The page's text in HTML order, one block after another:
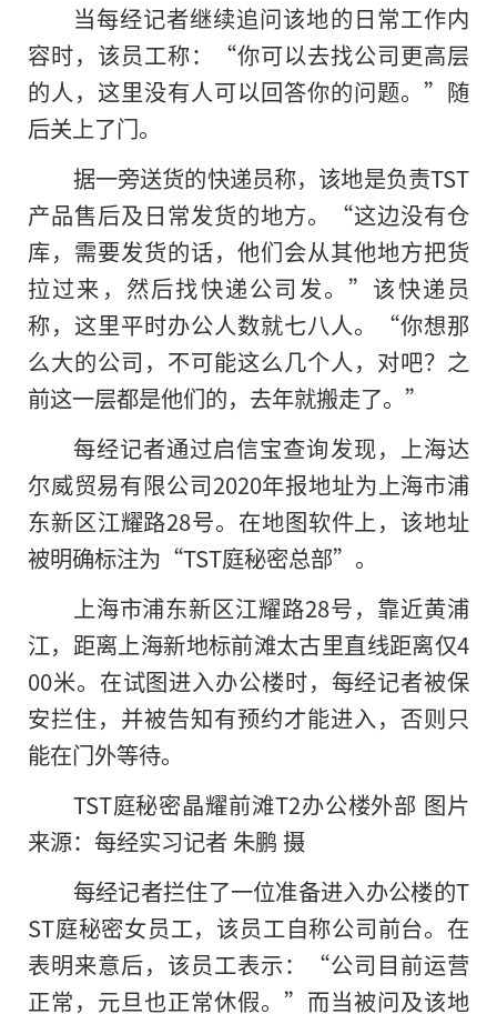
当每经记者继续追问该地的日常工作内
容时，该员工称：“你可以去找公司更高层
的人，这里没有人可以回答你的问题。”随
后关上了门。
据一旁送货的快递员称，该地是负责TST
产品售后及日常发货的地方。“这边没有仓
库，需要发货的话，他们会从其他地方把货
拉过来，然后找快递公司发。”该快递员
称，这里平时办公人数就七八人。“你想那
么大的公司，不可能这么几个人，对吧？之
前这一层都是他们的，去年就搬走了。”
每经记者通过启信宝查询发现，上海达
尔威贸易有限公司2020年报地址为上海市浦
东新区江耀路28号。在地图软件上，该地址
被明确标注为“TST庭秘密总部”。
上海市浦东新区江耀路28号，靠近黄浦
江，距离上海新地标前滩太古里直线距离仅4
00米。在试图进入办公楼时，每经记者被保
安拦住，并被告知有预约才能进入，否则只
能在门外等待。
TST庭秘密晶耀前滩T2办公楼外部 图片
来源：每经实习记者 朱鹏 摄
每经记者拦住了一位准备进入办公楼的T
ST庭秘密女员工，该员工自称公司前台。在
表明来意后，该员工表示：“公司目前运营
正常，元旦也正常休假。”而当被问及该地